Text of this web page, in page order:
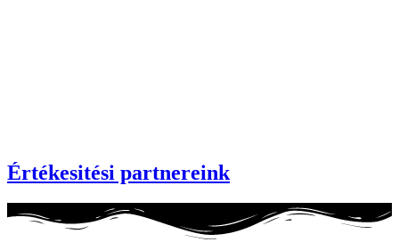
Értékesitési partnereink